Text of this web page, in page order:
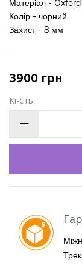
Матеріал -
Колір - чорний
Захист - 8 мм
3900 грн
Кі-сть:
—